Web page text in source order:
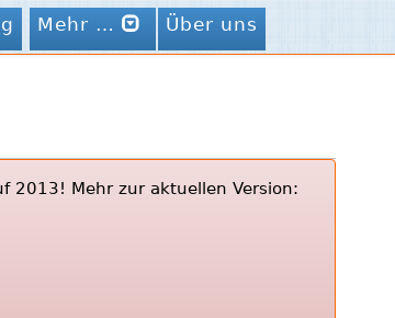
Mehr … Über uns
2013! Mehr zur aktuellen Version: